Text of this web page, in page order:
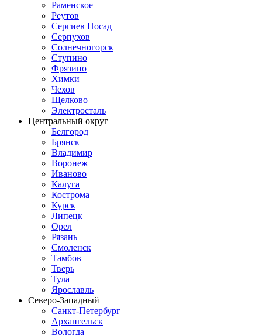
Раменское
Реутов
Сергиев Посад
Серпухов
Солнечногорск
Ступино
Фрязино
Химки
Чехов
Щелково
Электросталь
Центральный округ
Белгород
Брянск
Владимир
Воронеж
Иваново
Калуга
Кострома
Курск
Липецк
Орел
Рязань
Смоленск
Тамбов
Тверь
Тула
Ярославль
Северо-Западный
Санкт-Петербург
Архангельск
Вологда